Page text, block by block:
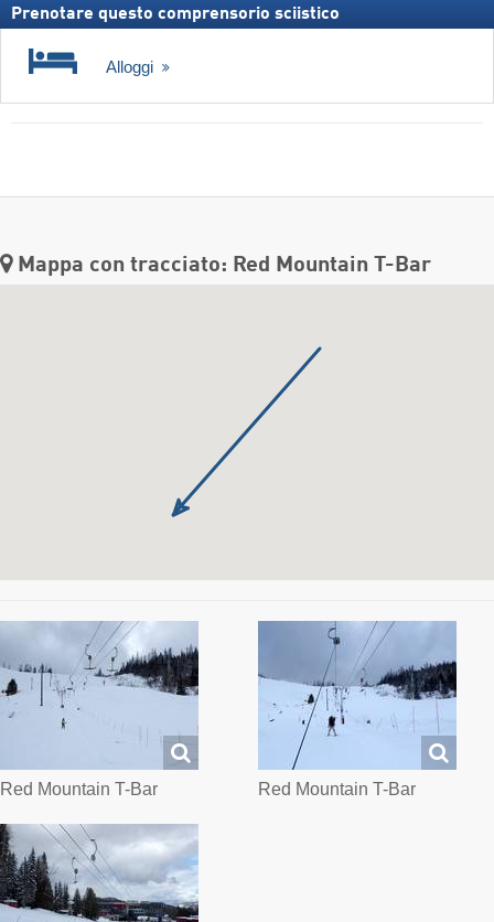
Prenotare questo comprensorio sciistico
Alloggi
Mappa con tracciato: Red Mountain T-Bar
Red Mountain T-Bar Red Mountain T-Bar